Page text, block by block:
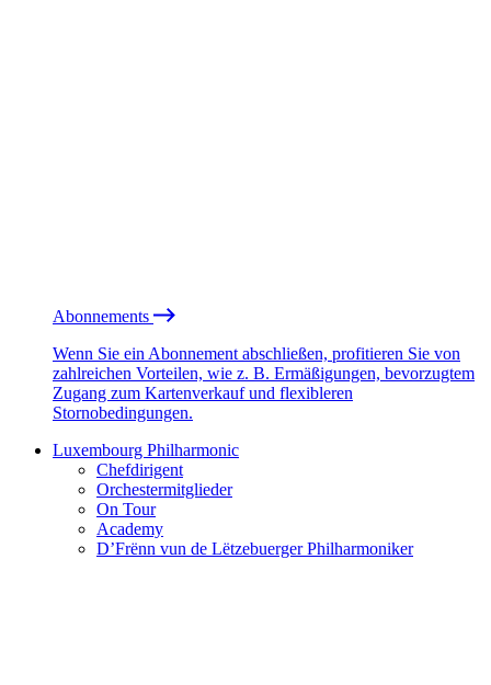
Abonnements
Wenn Sie ein Abonnement abschließen, profitieren Sie von
zahlreichen Vorteilen, wie z. B. Ermäßigungen, bevorzugtem
Zugang zum Kartenverkauf und flexibleren
Stornobedingungen.
Luxembourg Philharmonic
Chefdirigent
Orchestermitglieder
On Tour
Academy
D’Frënn vun de Lëtzebuerger Philharmoniker